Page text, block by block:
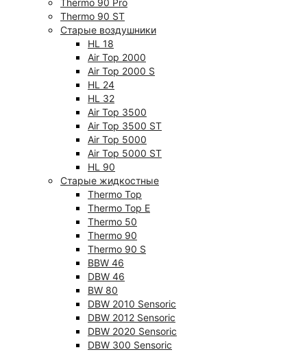
Thermo 90 Pro
Thermo 90 ST
Старые воздушники
HL 18
Air Top 2000
Air Top 2000 S
HL 24
HL 32
Air Top 3500
Air Top 3500 ST
Air Top 5000
Air Top 5000 ST
HL 90
Старые жидкостные
Thermo Top
Thermo Top E
Thermo 50
Thermo 90
Thermo 90 S
BBW 46
DBW 46
BW 80
DBW 2010 Sensoric
DBW 2012 Sensoric
DBW 2020 Sensoric
DBW 300 Sensoric